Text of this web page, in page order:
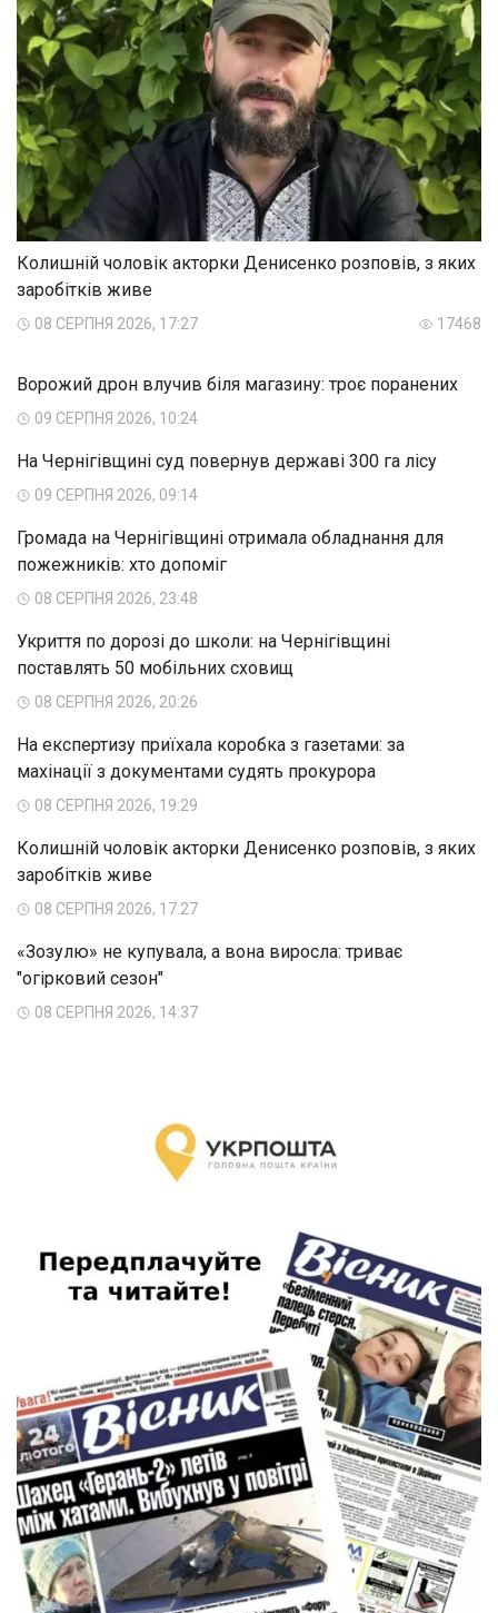
Колишній чоловік акторки Денисенко розповів, з яких
заробітків живе
08 СЕРПНЯ 2026, 17:27 17468
Ворожий дрон влучив біля магазину: троє поранених
09 СЕРПНЯ 2026, 10:24
На Чернігівщині суд повернув державі 300 га лісу
09 СЕРПНЯ 2026, 09:14
Громада на Чернігівщині отримала обладнання для
пожежників: хто допоміг
08 СЕРПНЯ 2026, 23:48
Укриття по дорозі до школи: на Чернігівщині
поставлять 50 мобільних сховищ
08 СЕРПНЯ 2026, 20:26
На експертизу приїхала коробка з газетами: за
махінації з документами судять прокурора
08 СЕРПНЯ 2026, 19:29
Колишній чоловік акторки Денисенко розповів, з яких
заробітків живе
08 СЕРПНЯ 2026, 17:27
«Зозулю» не купувала, а вона виросла: триває
"огірковий сезон"
08 СЕРПНЯ 2026, 14:37